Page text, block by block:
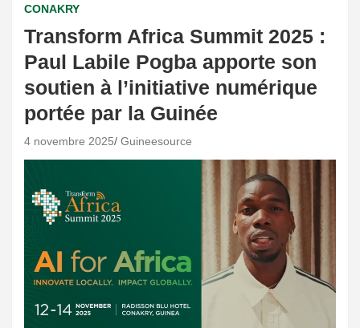
CONAKRY
Transform Africa Summit 2025 :
Paul Labile Pogba apporte son
soutien à l’initiative numérique
portée par la Guinée
4 novembre 2025 Guineesource